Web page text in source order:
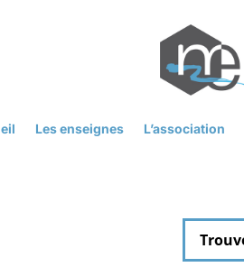
Les enseignes L’association